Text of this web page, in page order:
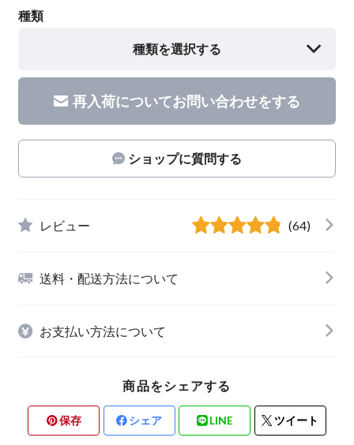
種類
種類を選択する
再入荷についてお問い合わせをする
ショップに質問する
レビュー (64)
送料・配送方法について
お支払い方法について
商品をシェアする
保存 シェア LINE ツイート